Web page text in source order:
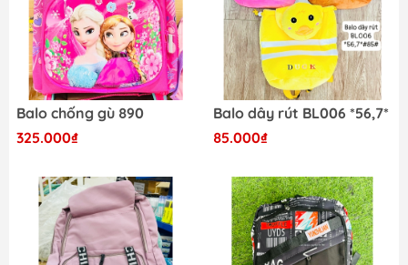
Balo chống gù 890
325.000₫
Balo dây rút BL006 *56,7*
85.000₫